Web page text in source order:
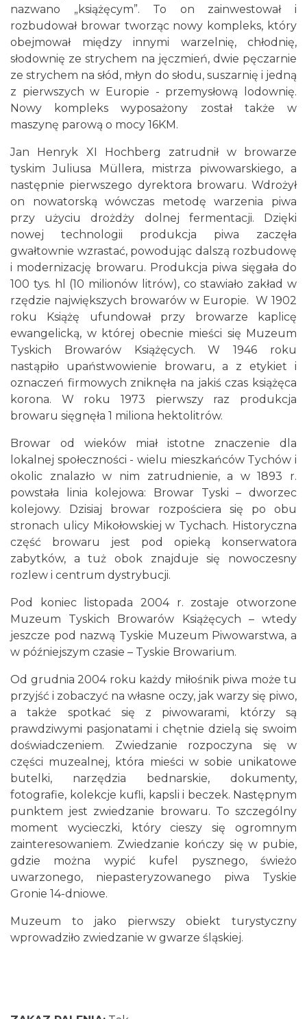
nazwano „książęcym”. To on zainwestował i
rozbudował browar tworząc nowy kompleks, który
obejmował między innymi warzelnię, chłodnię,
słodownię ze strychem na jęczmień, dwie pęczarnie
ze strychem na słód, młyn do słodu, suszarnię i jedną
z pierwszych w Europie - przemysłową lodownię.
Nowy kompleks wyposażony został także w
maszynę parową o mocy 16KM.
Jan Henryk XI Hochberg zatrudnił w browarze
tyskim Juliusa Müllera, mistrza piwowarskiego, a
następnie pierwszego dyrektora browaru. Wdrożył
on nowatorską wówczas metodę warzenia piwa
przy użyciu drożdży dolnej fermentacji. Dzięki
nowej technologii produkcja piwa zaczęła
gwałtownie wzrastać, powodując dalszą rozbudowę
i modernizację browaru. Produkcja piwa sięgała do
100 tys. hl (10 milionów litrów), co stawiało zakład w
rzędzie największych browarów w Europie. W 1902
roku Książę ufundował przy browarze kaplicę
ewangelicką, w której obecnie mieści się Muzeum
Tyskich Browarów Książęcych. W 1946 roku
nastąpiło upaństwowienie browaru, a z etykiet i
oznaczeń firmowych zniknęła na jakiś czas książęca
korona. W roku 1973 pierwszy raz produkcja
browaru sięgnęła 1 miliona hektolitrów.
Browar od wieków miał istotne znaczenie dla
lokalnej społeczności - wielu mieszkańców Tychów i
okolic znalazło w nim zatrudnienie, a w 1893 r.
powstała linia kolejowa: Browar Tyski – dworzec
kolejowy. Dzisiaj browar rozpościera się po obu
stronach ulicy Mikołowskiej w Tychach. Historyczna
część browaru jest pod opieką konserwatora
zabytków, a tuż obok znajduje się nowoczesny
rozlew i centrum dystrybucji.
Pod koniec listopada 2004 r. zostaje otworzone
Muzeum Tyskich Browarów Książęcych – wtedy
jeszcze pod nazwą Tyskie Muzeum Piwowarstwa, a
w późniejszym czasie – Tyskie Browarium.
Od grudnia 2004 roku każdy miłośnik piwa może tu
przyjść i zobaczyć na własne oczy, jak warzy się piwo,
a także spotkać się z piwowarami, którzy są
prawdziwymi pasjonatami i chętnie dzielą się swoim
doświadczeniem. Zwiedzanie rozpoczyna się w
części muzealnej, która mieści w sobie unikatowe
butelki, narzędzia bednarskie, dokumenty,
fotografie, kolekcje kufli, kapsli i beczek. Następnym
punktem jest zwiedzanie browaru. To szczególny
moment wycieczki, który cieszy się ogromnym
zainteresowaniem. Zwiedzanie kończy się w pubie,
gdzie można wypić kufel pysznego, świeżo
uwarzonego, niepasteryzowanego piwa Tyskie
Gronie 14-dniowe.
Muzeum to jako pierwszy obiekt turystyczny
wprowadziło zwiedzanie w gwarze śląskiej.